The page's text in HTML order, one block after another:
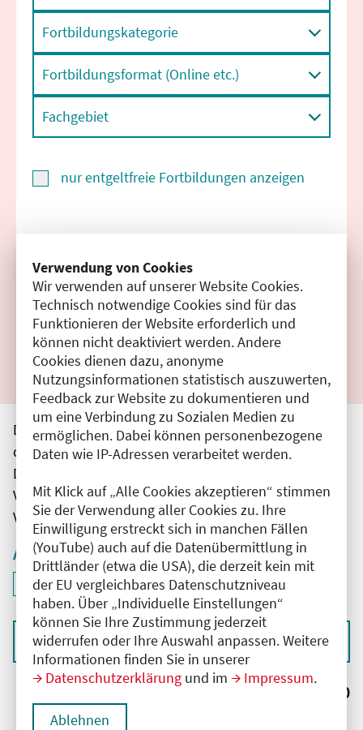
Verwendung von Cookies
Wir verwenden auf unserer Website Cookies.
Technisch notwendige Cookies sind für das
Funktionieren der Website erforderlich und
können nicht deaktiviert werden. Andere
Cookies dienen dazu, anonyme
Nutzungsinformationen statistisch auszuwerten,
Feedback zur Website zu dokumentieren und
um eine Verbindung zu Sozialen Medien zu
ermöglichen. Dabei können personenbezogene
Daten wie IP-Adressen verarbeitet werden.
Mit Klick auf „Alle Cookies akzeptieren“ stimmen
Sie der Verwendung aller Cookies zu. Ihre
Einwilligung erstreckt sich in manchen Fällen
(YouTube) auch auf die Datenübermittlung in
Drittländer (etwa die USA), die derzeit kein mit
der EU vergleichbares Datenschutzniveau
haben. Über „Individuelle Einstellungen“
können Sie Ihre Zustimmung jederzeit
widerrufen oder Ihre Auswahl anpassen. Weitere
Informationen finden Sie in unserer
Datenschutzerklärung und im Impressum.
Ablehnen
Fortbildungskategorie
Fortbildungsformat (Online etc.)
Fachgebiet
nur entgeltfreie Fortbildungen anzeigen
Filter zurücksetzen
Ergebnisse drucken
Die hier aufgeführten Veranstaltungen entsprechen
den unmittelbar vom Veranstalter getätigten Angaben.
Die Ärztekammer Berlin übernimmt keine
Verantwortung für den Inhalt, die Haftung obliegt dem
Veranstalter.
Aktive Filter
Filter
ID: ANT-2601700
deaktivieren und Suchergebnisse neu laden
Sortieren nach
Ergebnisse: 0